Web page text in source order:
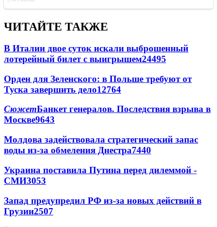
ЧИТАЙТЕ ТАКЖЕ
В Италии двое суток искали выброшенный
лотерейный билет с выигрышем24495
Орден для Зеленского: в Польше требуют от
Туска завершить дело12764
СюжетБанкет генералов. Последствия взрыва в
Москве9643
Молдова задействовала стратегический запас
воды из-за обмеления Днестра7440
Украина поставила Путина перед дилеммой -
СМИ3053
Запад предупредил РФ из-за новых действий в
Грузии2507